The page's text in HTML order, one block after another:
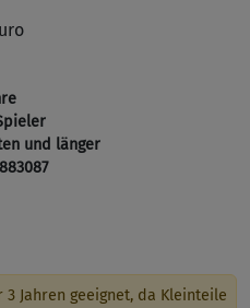
und länger
Jahren geeignet, da Kleinteile